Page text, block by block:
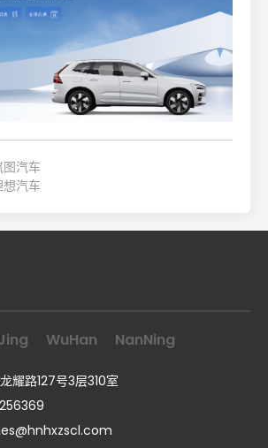
图汽车
汽车
WuHan NanNing
耀路127号3层310室